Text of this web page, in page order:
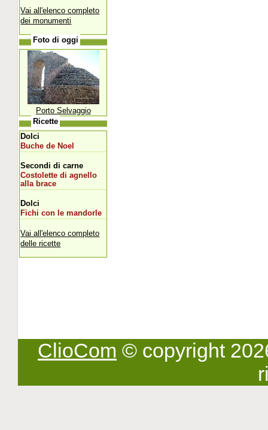
Vai all'elenco completo
dei monumenti
Foto di oggi
Porto Selvaggio
Ricette
Dolci
Buche de Noel
Secondi di carne
Costolette di agnello
alla brace
Dolci
Fichi con le mandorle
Vai all'elenco completo
delle ricette
ClioCom © copyright